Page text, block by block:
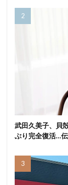
武田久美子、貝
ぶり完全復活…